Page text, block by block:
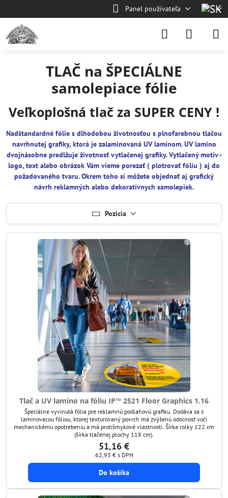
Panel používateľa
TLAČ na ŠPECIÁLNE
samolepiace fólie
Veľkoplošná tlač za SUPER CENY !
Nadštandardné fólie s dlhodobou životnosťou s plnofarebnou tlačou
navrhnutej grafiky, ktorá je zalaminovaná UV laminom. UV lamino
dvojnásobne predlžuje životnosť vytlačenej grafiky. Vytlačený motív -
logo, text alebo obrázok Vám vieme porezať ( plotrovať fóliu ) aj do
požadovaného tvaru. Okrem toho si môžete objednať aj grafický
návrh reklamných alebo dekoratívnych samolepiek.
Pozícia
Tlač a UV lamino na fóliu IP™ 2521 Floor Graphics 1.16
Špeciálne vyvinutá fólia pre reklamnú podlahovú grafiku. Dodáva sa s
laminovacou fóliou, ktorej texturovaný povrch má zvýšenú odolnosť voči
mechanickému opotrebeniu a má protišmykové vlastnosti. Šírka rolky 122 cm
(šírka tlačenej plochy 118 cm).
51,16 €
62,93 € s DPH
Do košíka